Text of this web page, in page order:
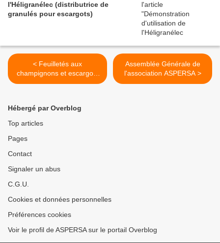
l'Héligranélec (distributrice de
granulés pour escargots)
< Feuilletés aux
champignons et escargots
fermiers français
Assemblée Générale de
l'association ASPERSA >
Hébergé par Overblog
Top articles
Pages
Contact
Signaler un abus
C.G.U.
Cookies et données personnelles
Préférences cookies
Voir le profil de ASPERSA sur le portail Overblog